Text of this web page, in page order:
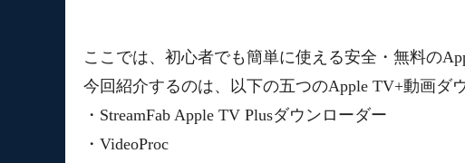
ここでは、初心者でも簡単に使える安全・無料の
今回紹介するのは、以下の五つのApple TV+動画ダ
・StreamFab Apple TV Plusダウンローダー
・VideoProc